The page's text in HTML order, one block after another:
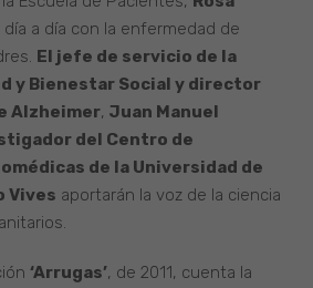
a día con la enfermedad de
El jefe de servicio de la
y Bienestar Social y director
Alzheimer, Juan Manuel
del Centro de
de la Universidad de
Vives aportarán la voz de la ciencia
‘Arrugas’, de 2011, cuenta la